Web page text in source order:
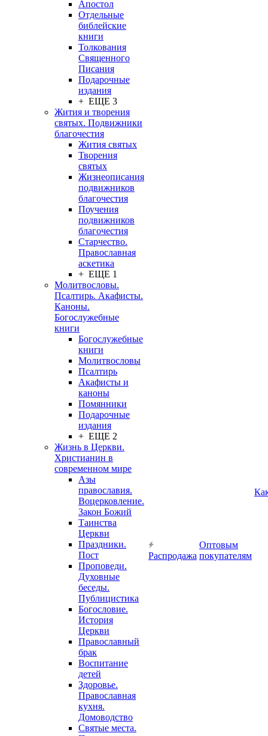
Апостол
Отдельные
библейские
книги
Толкования
Священного
Писания
Подарочные
издания
+ ЕЩЕ 3
Жития и творения
святых. Подвижники
благочестия
Жития святых
Творения
святых
Жизнеописания
подвижников
благочестия
Поучения
подвижников
благочестия
Старчество.
Православная
аскетика
+ ЕЩЕ 1
Молитвословы.
Псалтирь. Акафисты.
Каноны.
Богослужебные
книги
Богослужебные
книги
Молитвословы
Псалтирь
Акафисты и
каноны
Помянники
Подарочные
издания
+ ЕЩЕ 2
Жизнь в Церкви.
Христианин в
современном мире
Азы
православия.
Воцерковление.
Закон Божий
Таинства
Церкви
Праздники.
Пост
Проповеди.
Духовные
беседы.
Публицистика
Богословие.
История
Церкви
Православный
брак
Воспитание
детей
Здоровье.
Православная
кухня.
Домоводство
Святые места.
Распродажа
Оптовым
покупателям